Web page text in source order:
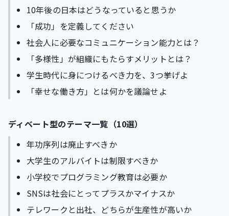
10年後の日本はどうなっていると思うか
「成功」を定義してください
社会人に必要なコミュニケーション能力とは？
「多様性」が組織にもたらすメリットとは？
学生時代に身につけるべき力を、3つ挙げよ
「幸せな働き方」とは何かを議論せよ
ディベート型のテーマ一覧（10選）
年功序列は廃止すべきか
大学生のアルバイトは制限すべきか
小学校でプログラミング教育は必要か
SNSは社会にとってプラスかマイナスか
テレワークと出社、どちらが生産性が高いか